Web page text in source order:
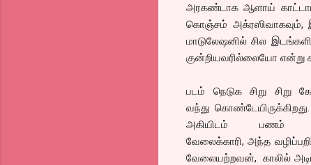
அரகண்டாக ஆளாய்
கொஞ்சம் அக்ரஸிவாகவும்,
மாடுலேஷனில் சில
குன்றியவரில்லையோ என்று
படம் நெடுக சிறு சிறு
வந்து கொண்டேயிருக்கிறது.
அகியிடம் பணம்
வேலைக்காரி, அந்த
வேலையற்றவன், காலில்